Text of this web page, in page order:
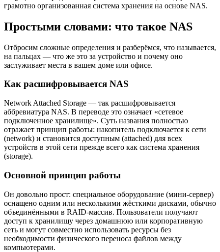
грамотно организованная система хранения на основе NAS.
Простыми словами: что такое NAS
Отбросим сложные определения и разберёмся, что называется,
на пальцах — что же это за устройство и почему оно
заслуживает места в вашем доме или офисе.
Как расшифровывается NAS
Network Attached Storage — так расшифровывается
аббревиатура NAS. В переводе это означает «сетевое
подключенное хранилище». Суть названия полностью
отражает принцип работы: накопитель подключается к сети
(network) и становится доступным (attached) для всех
устройств в этой сети прежде всего как система хранения
(storage).
Основной принцип работы
Он довольно прост: специальное оборудование (мини-сервер)
оснащено одним или несколькими жёсткими дисками, обычно
объединёнными в RAID-массив. Пользователи получают
доступ к хранилищу через домашнюю или корпоративную
сеть и могут совместно использовать ресурсы без
необходимости физического переноса файлов между
компьютерами.